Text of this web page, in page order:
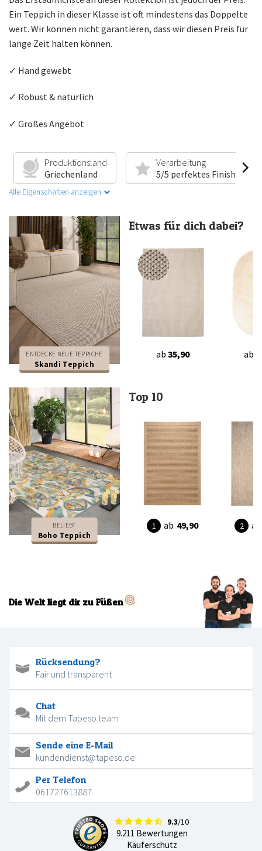
Ein Teppich in dieser Klasse ist oft mindestens das Doppelte
wert. Wir können nicht garantieren, dass wir diesen Preis für
lange Zeit halten können.
✓ Hand gewebt
✓ Robust & natürlich
✓ Großes Angebot
Produktionsland
Griechenland
Verarbeitung
5/5 perfektes Finish
Alle Eigenschaften anzeigen
ENTDECKE NEUE TEPPICHE
Skandi Teppich
Etwas für dich dabei?
ab 35,90 ab
BELIEBT
Boho Teppich
Top 10
ab 49,90 ab
Die Welt liegt dir zu Füßen
Rücksendung?
Fair und transparent
Chat
Mit dem Tapeso team
Sende eine E-Mail
kundendienst@tapeso.de
Per Telefon
061727613887
9.3/10
9.211 Bewertungen
Käuferschutz